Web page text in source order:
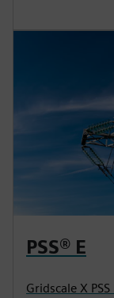
PSS® E
Gridscale X